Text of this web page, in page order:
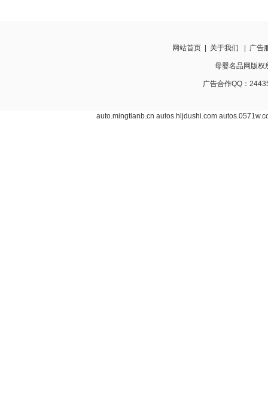
网站首页 关于我们 广告
母婴名品网版
广告合作QQ：
auto.mingtianb.cn autos.hljdushi.com